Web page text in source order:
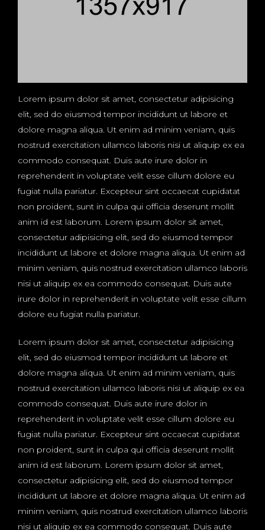
Lorem ipsum dolor sit amet, consectetur adipisicing
elit, sed do eiusmod tempor incididunt ut labore et
dolore magna aliqua. Ut enim ad minim veniam, quis
nostrud exercitation ullamco laboris nisi ut aliquip ex ea
commodo consequat. Duis aute irure dolor in
reprehenderit in voluptate velit esse cillum dolore eu
fugiat nulla pariatur. Excepteur sint occaecat cupidatat
non proident, sunt in culpa qui officia deserunt mollit
anim id est laborum. Lorem ipsum dolor sit amet,
consectetur adipisicing elit, sed do eiusmod tempor
incididunt ut labore et dolore magna aliqua. Ut enim ad
minim veniam, quis nostrud exercitation ullamco laboris
nisi ut aliquip ex ea commodo consequat. Duis aute
irure dolor in reprehenderit in voluptate velit esse cillum
dolore eu fugiat nulla pariatur.
Lorem ipsum dolor sit amet, consectetur adipisicing
elit, sed do eiusmod tempor incididunt ut labore et
dolore magna aliqua. Ut enim ad minim veniam, quis
nostrud exercitation ullamco laboris nisi ut aliquip ex ea
commodo consequat. Duis aute irure dolor in
reprehenderit in voluptate velit esse cillum dolore eu
fugiat nulla pariatur. Excepteur sint occaecat cupidatat
non proident, sunt in culpa qui officia deserunt mollit
anim id est laborum. Lorem ipsum dolor sit amet,
consectetur adipisicing elit, sed do eiusmod tempor
incididunt ut labore et dolore magna aliqua. Ut enim ad
minim veniam, quis nostrud exercitation ullamco laboris
nisi ut aliquip ex ea commodo consequat. Duis aute